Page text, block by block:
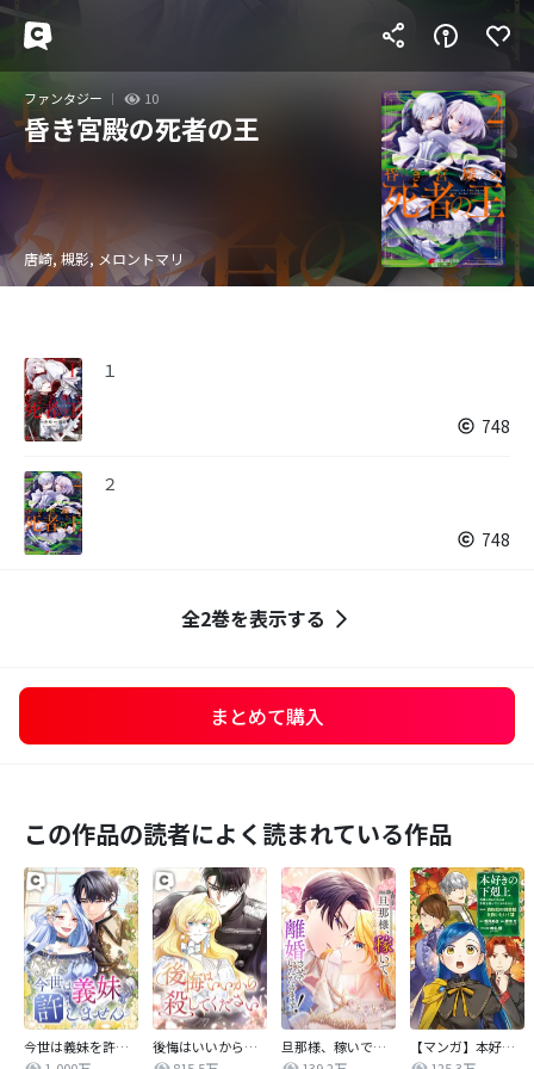
ファンタジー 10
昏き宮殿の死者の王
唐崎, 槻影, メロントマリ
１
748
２
748
全2巻を表示する
まとめて購入
この作品の読者によく読まれている作品
今世は義妹を許しません
後悔はいいから殺してください
旦那様、稼いで離婚させていただきます！
【マンガ】本好きの下剋上 第四部